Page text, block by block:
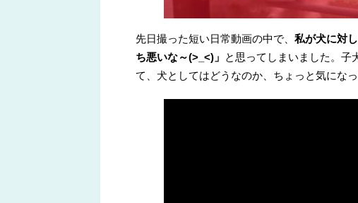
先日撮った短い日常動画の中で、 私が犬に対
ち悪いな～(>_<)」 と思ってしまいました。子
て、犬としてはどうなのか、ちょっと気にな